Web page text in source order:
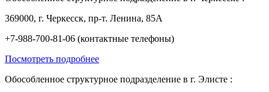
369000, г. Черкесск, пр-т. Ленина, 85А
+7-988-700-81-06 (контактные телефоны)
Посмотреть подробнее
Обособленное структурное подразделение в г. Элисте :